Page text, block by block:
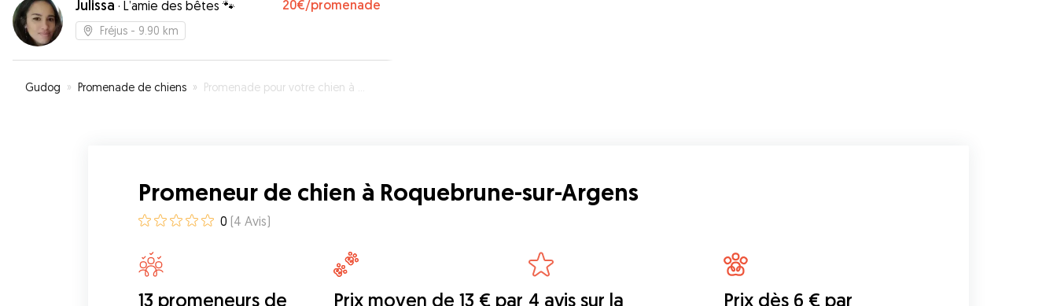
Julissa · L’amie des bêtes 🐾 20€/promenade
Fréjus - 9.90 km
Gudog » Promenade de chiens » Promenade pour votre chien à Roquebrune-sur-Argens
Promeneur de chien à Roquebrune-sur-Argens
0 (4 Avis)
13 promeneurs de
Prix moyen de 13 € par 4 avis sur la
Prix dès 6 € par